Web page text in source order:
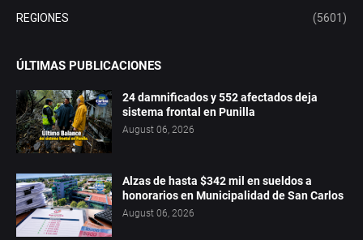
REGIONES (5601)
ÚLTIMAS PUBLICACIONES
24 damnificados y 552 afectados deja
sistema frontal en Punilla
August 06, 2026
Alzas de hasta $342 mil en sueldos a
honorarios en Municipalidad de San Carlos
August 06, 2026